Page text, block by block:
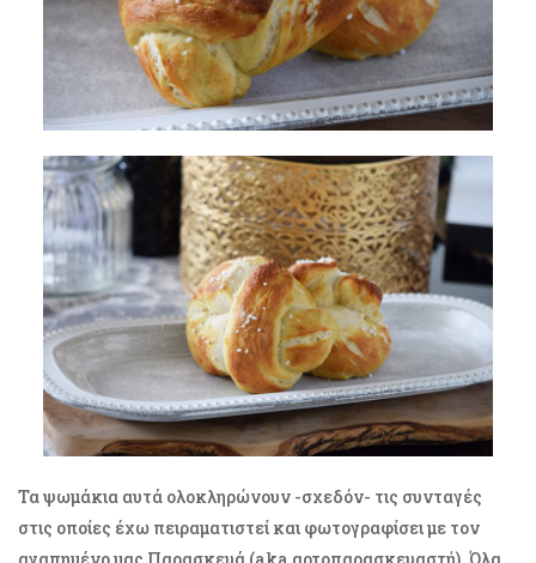
Τα ψωμάκια αυτά ολοκληρώνουν -σχεδόν- τις συνταγές
στις οποίες έχω πειραματιστεί και φωτογραφίσει με τον
αγαπημένο μας Παρασκευά (aka αρτοπαρασκευαστή). Όλα